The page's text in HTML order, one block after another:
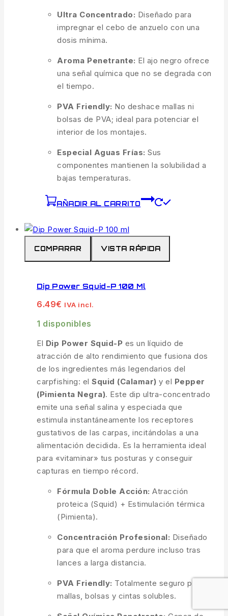
Ultra Concentrado: Diseñado para
impregnar el cebo de anzuelo con una
dosis mínima.
Aroma Penetrante: El ajo negro ofrece
una señal química que no se degrada con
el tiempo.
PVA Friendly: No deshace mallas ni
bolsas de PVA; ideal para potenciar el
interior de los montajes.
Especial Aguas Frías: Sus
componentes mantienen la solubilidad a
bajas temperaturas.
AÑADIR AL CARRITO
COMPARAR VISTA RÁPIDA
Dip Power Squid-P 100 Ml
6.49€ IVA incl.
1 disponibles
El Dip Power Squid-P es un líquido de
atracción de alto rendimiento que fusiona dos
de los ingredientes más legendarios del
carpfishing: el Squid (Calamar) y el Pepper
(Pimienta Negra). Este dip ultra-concentrado
emite una señal salina y especiada que
estimula instantáneamente los receptores
gustativos de las carpas, incitándolas a una
alimentación decidida. Es la herramienta ideal
para «vitaminar» tus posturas y conseguir
capturas en tiempo récord.
Fórmula Doble Acción: Atracción
proteica (Squid) + Estimulación térmica
(Pimienta).
Concentración Profesional: Diseñado
para que el aroma perdure incluso tras
lances a larga distancia.
PVA Friendly: Totalmente seguro para
mallas, bolsas y cintas solubles.